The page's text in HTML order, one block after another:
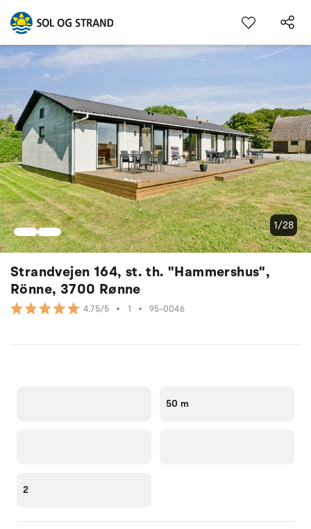
Strandvejen 164, st. th. "Hammershus",
Rönne, 3700 Rønne
4.75/5 • 1 • 95-0046
1/28
50 m
2